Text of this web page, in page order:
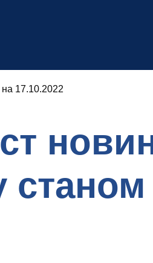
17.10.2022